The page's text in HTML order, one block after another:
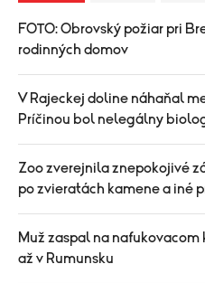
FOTO: Obrovský požiar pri
rodinných domov
V Rajeckej doline náhaňal
Príčinou bol nelegálny
Zoo zverejnila znepokojivé
po zvieratách kamene a iné
Muž zaspal na nafukovacom
až v Rumunsku